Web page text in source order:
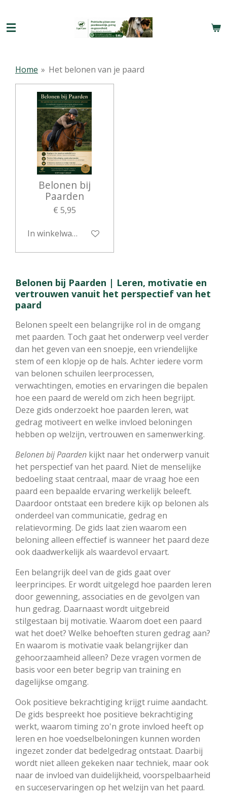
direct
naar
Home » Het belonen van je paard
Belonen bij
Paarden
€ 5,95
In winkelwagen
Belonen bij Paarden | Leren, motivatie en
vertrouwen vanuit het perspectief van het
paard
Belonen speelt een belangrijke rol in de omgang
met paarden. Toch gaat het onderwerp veel verder
dan het geven van een snoepje, een vriendelijke
stem of een klopje op de hals. Achter iedere vorm
van belonen schuilen leerprocessen,
verwachtingen, emoties en ervaringen die bepalen
hoe een paard de wereld om zich heen begrijpt.
Deze gids onderzoekt hoe paarden leren, wat
gedrag motiveert en welke invloed beloningen
hebben op welzijn, vertrouwen en samenwerking.
Belonen bij Paarden kijkt naar het onderwerp vanuit
het perspectief van het paard. Niet de menselijke
bedoeling staat centraal, maar de vraag hoe een
paard een bepaalde ervaring werkelijk beleeft.
Daardoor ontstaat een bredere kijk op belonen als
onderdeel van communicatie, gedrag en
relatievorming. De gids laat zien waarom een
beloning alleen effectief is wanneer het paard deze
ook daadwerkelijk als waardevol ervaart.
Een belangrijk deel van de gids gaat over
leerprincipes. Er wordt uitgelegd hoe paarden leren
door gewenning, associaties en de gevolgen van
hun gedrag. Daarnaast wordt uitgebreid
stilgestaan bij motivatie. Waarom doet een paard
wat het doet? Welke behoeften sturen gedrag aan?
En waarom is motivatie vaak belangrijker dan
gehoorzaamheid alleen? Deze vragen vormen de
basis voor een beter begrip van training en
dagelijkse omgang.
Ook positieve bekrachtiging krijgt ruime aandacht.
De gids bespreekt hoe positieve bekrachtiging
werkt, waarom timing zo'n grote invloed heeft op
leren en hoe voedselbeloningen kunnen worden
ingezet zonder dat bedelgedrag ontstaat. Daarbij
wordt niet alleen gekeken naar techniek, maar ook
naar de invloed van duidelijkheid, voorspelbaarheid
en succeservaringen op het welzijn van het paard.